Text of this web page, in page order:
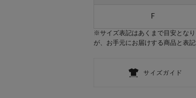
F
※サイズ表記はあくまで目安とな
が、お手元にお届けする商品と表